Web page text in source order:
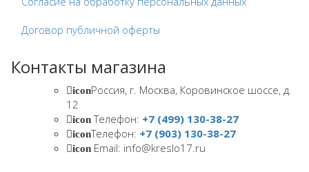
Договор публичной оферты
Контакты магазина
iconРоссия, г. Москва, Коровинское шоссе, д.
12
iconТелефон: +7 (499) 130-38-27
iconТелефон: +7 (903) 130-38-27
icon Email: info@kreslo17.ru